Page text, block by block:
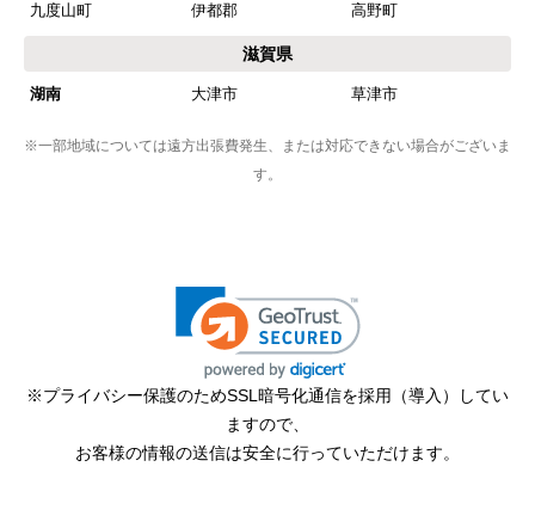
九度山町
伊都郡 高野町
滋賀県
湖南 大津市 草津市
※一部地域については遠方出張費発生、または対応できない場合がございま
す。
※プライバシー保護のためSSL暗号化通信を採用（導入）してい
ますので、
お客様の情報の送信は安全に行っていただけます。